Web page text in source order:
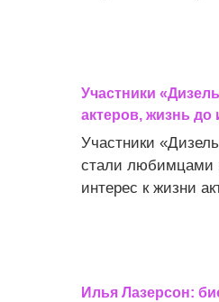
Участники
актеров, жизнь до
Участники
стали любимцами
интерес к жизни
Илья Лазерсон: